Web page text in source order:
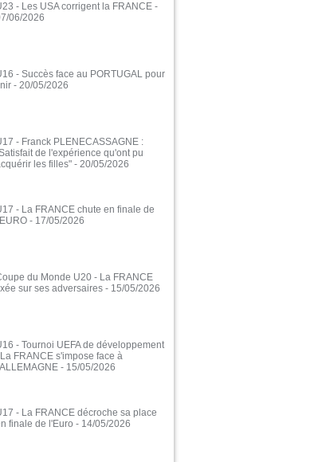
- Les USA corrigent la FRANCE -
06/2026
- Succès face au PORTUGAL pour
- 20/05/2026
- Franck PLENECASSAGNE :
de l'expérience qu'ont pu
les filles" - 20/05/2026
- La FRANCE chute en finale de
- 17/05/2026
du Monde U20 - La FRANCE
sur ses adversaires - 15/05/2026
- Tournoi UEFA de développement
FRANCE s'impose face à
- 15/05/2026
- La FRANCE décroche sa place
finale de l'Euro - 14/05/2026